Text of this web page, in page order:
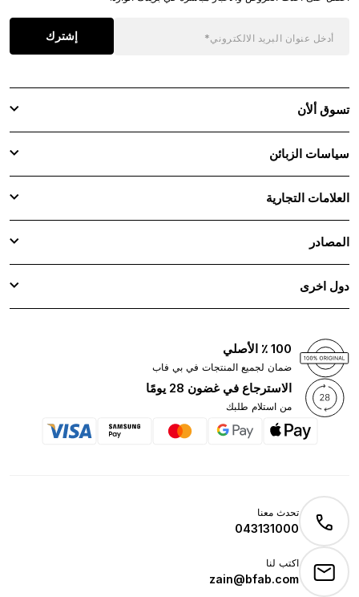
إشترك
تسوق ألأن
سياسات الزبائن
العلامات التجارية
المصادر
دول اخرى
100 ٪ الأصلي
ضمان لجميع المنتجات في بي فاب
الاسترجاع في غضون 28 يومًا
من استلام طلبك
تحدث معنا
043131000
اكتب لنا
zain@bfab.com